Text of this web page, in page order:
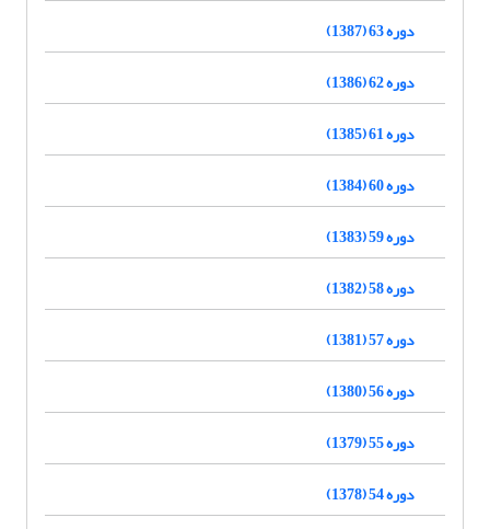
دوره 63 (1387)
دوره 62 (1386)
دوره 61 (1385)
دوره 60 (1384)
دوره 59 (1383)
دوره 58 (1382)
دوره 57 (1381)
دوره 56 (1380)
دوره 55 (1379)
دوره 54 (1378)